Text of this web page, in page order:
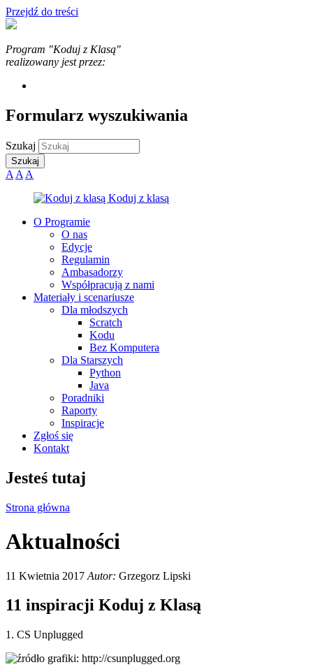
Przejdź do treści
Program "Koduj z Klasą"
realizowany jest przez:
Formularz wyszukiwania
Szukaj
A A A
O Programie
O nas
Edycje
Regulamin
Ambasadorzy
Współpracują z nami
Materiały i scenariusze
Dla młodszych
Scratch
Kodu
Bez Komputera
Dla Starszych
Python
Java
Poradniki
Raporty
Inspiracje
Zgłoś się
Kontakt
Jesteś tutaj
Strona główna
Aktualności
11 Kwietnia 2017 Autor: Grzegorz Lipski
11 inspiracji Koduj z Klasą
1. CS Unplugged